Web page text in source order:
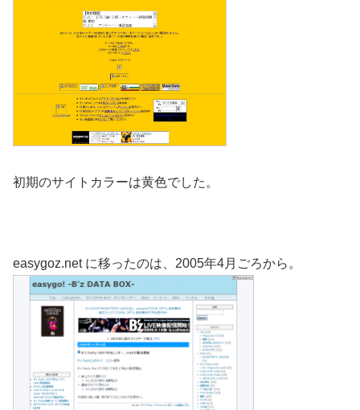
初期のサイトカラーは黄色でした。
easygoz.net に移ったのは、2005年4月ごろから。